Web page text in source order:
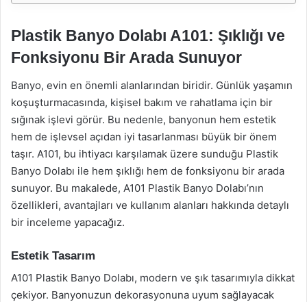
Plastik Banyo Dolabı A101: Şıklığı ve
Fonksiyonu Bir Arada Sunuyor
Banyo, evin en önemli alanlarından biridir. Günlük yaşamın
koşuşturmacasında, kişisel bakım ve rahatlama için bir
sığınak işlevi görür. Bu nedenle, banyonun hem estetik
hem de işlevsel açıdan iyi tasarlanması büyük bir önem
taşır. A101, bu ihtiyacı karşılamak üzere sunduğu Plastik
Banyo Dolabı ile hem şıklığı hem de fonksiyonu bir arada
sunuyor. Bu makalede, A101 Plastik Banyo Dolabı’nın
özellikleri, avantajları ve kullanım alanları hakkında detaylı
bir inceleme yapacağız.
Estetik Tasarım
A101 Plastik Banyo Dolabı, modern ve şık tasarımıyla dikkat
çekiyor. Banyonuzun dekorasyonuna uyum sağlayacak